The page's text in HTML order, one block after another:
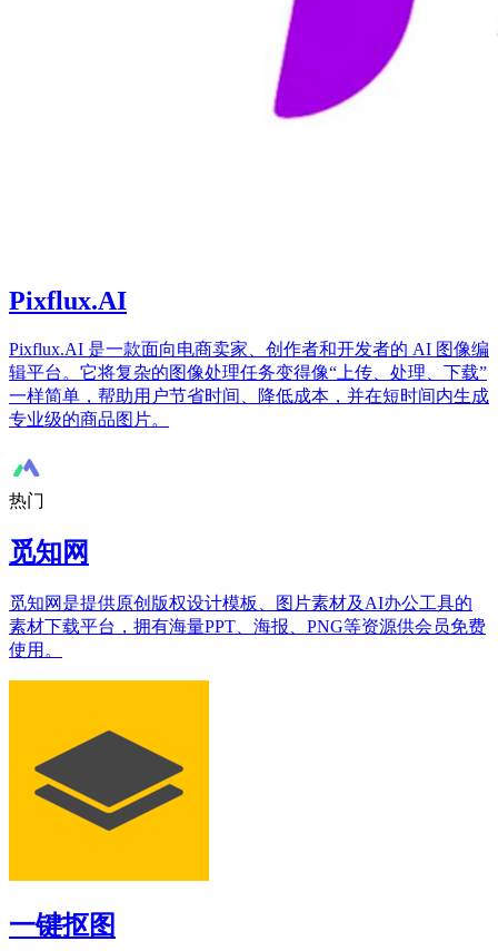
Pixflux.AI
Pixflux.AI 是一款面向电商卖家、创作者和开发者的 AI 图像编
辑平台。它将复杂的图像处理任务变得像“上传、处理、下载”
一样简单，帮助用户节省时间、降低成本，并在短时间内生成
专业级的商品图片。
热门
觅知网
觅知网是提供原创版权设计模板、图片素材及AI办公工具的
素材下载平台，拥有海量PPT、海报、PNG等资源供会员免费
使用。
一键抠图